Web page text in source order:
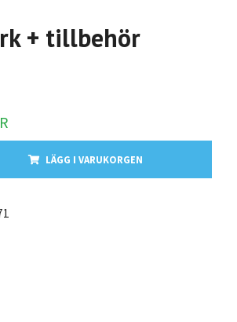
+ tillbehör
LÄGG I VARUKORGEN